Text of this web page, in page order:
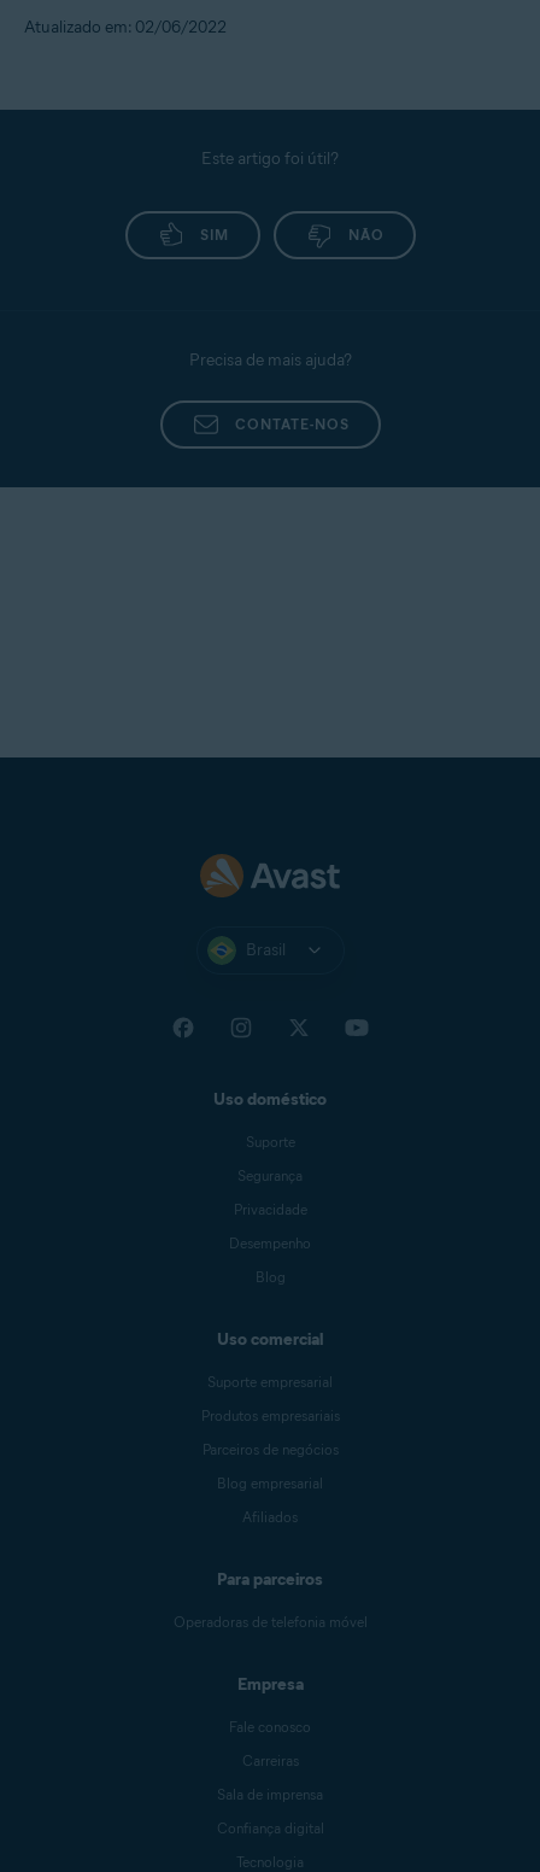
Atualizado em: 02/06/2022
Este artigo foi útil?
SIM NÃO
Precisa de mais ajuda?
CONTATE-NOS
Brasil
Uso doméstico
Suporte
Segurança
Privacidade
Desempenho
Blog
Uso comercial
Suporte empresarial
Produtos empresariais
Parceiros de negócios
Blog empresarial
Afiliados
Para parceiros
Operadoras de telefonia móvel
Empresa
Fale conosco
Carreiras
Sala de imprensa
Confiança digital
Tecnologia